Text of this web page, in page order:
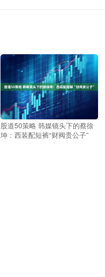
股道50策略 韩媒镜头下的蔡徐
坤：西装配短裤“财阀贵公子”